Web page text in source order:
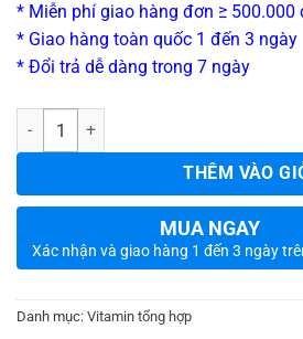
* Miễn phí giao hàng đơn ≥ 500.000
* Giao hàng toàn quốc 1 đến 3 ngày
* Đổi trả dễ dàng trong 7 ngày
Số lượng
THÊM VÀO
MUA NGAY
Xác nhận và giao hàng 1 đến 3 ngày
Danh mục: Vitamin tổng hợp